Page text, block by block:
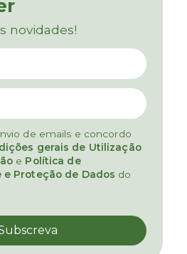
novidades!
de emails e concordo
gerais de Utilização
e Política de
e Proteção de Dados do